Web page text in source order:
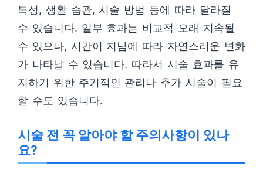
특성, 생활 습관, 시술 방법 등에 따라 달라질
수 있습니다. 일부 효과는 비교적 오래 지속될
수 있으나, 시간이 지남에 따라 자연스러운 변화
가 나타날 수 있습니다. 따라서 시술 효과를 유
지하기 위한 주기적인 관리나 추가 시술이 필요
할 수도 있습니다.
시술 전 꼭 알아야 할 주의사항이 있나
요?